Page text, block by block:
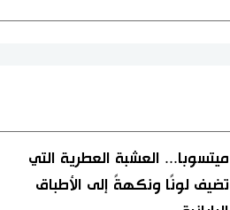
ميتسوبا... العشبة العطرية التي
تضيف لونًا ونكهةً إلى الأطباق